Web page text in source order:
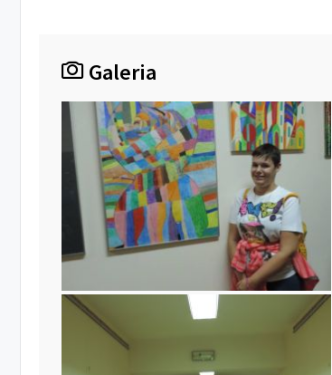
Galeria